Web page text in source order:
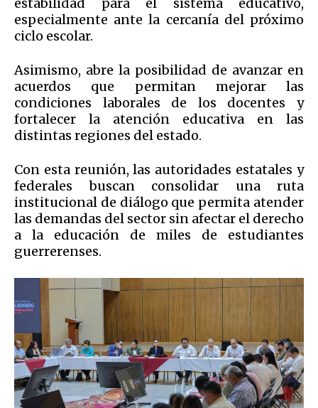
especialmente ante la cercanía del próximo
ciclo escolar.
Asimismo, abre la posibilidad de avanzar en
acuerdos que permitan mejorar las
condiciones laborales de los docentes y
fortalecer la atención educativa en las
distintas regiones del estado.
Con esta reunión, las autoridades estatales y
federales buscan consolidar una ruta
institucional de diálogo que permita atender
las demandas del sector sin afectar el derecho
a la educación de miles de estudiantes
guerrerenses.